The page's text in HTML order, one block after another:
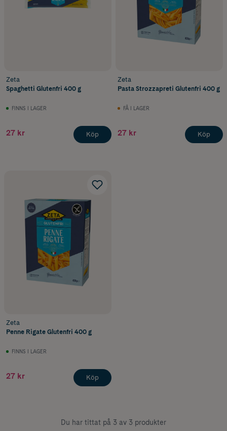
Zeta
Spaghetti Glutenfri 400 g
FINNS I LAGER
27 kr Köp
Zeta
Pasta Strozzapreti Glutenfri 400 g
FÅ I LAGER
27 kr Köp
Zeta
Penne Rigate Glutenfri 400 g
FINNS I LAGER
27 kr Köp
Du har tittat på 3 av 3 produkter